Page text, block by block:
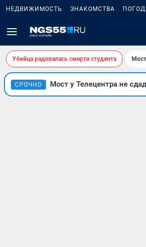
НЕДВИЖИМОСТЬ ЗНАКОМСТВА
Убийца радовалась смерти студента
СРОЧНО Мост у Телецентра не